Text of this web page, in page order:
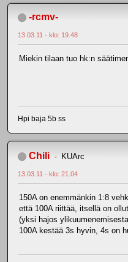
-rcmv-
13.03.11 - klo: 19.48
Miekin tilaan tuo hk:n
Hpi baja 5b ss
Chili KUArc
13.03.11 - klo: 21.04
150A on enemmänkin 1:8
että 100A riittää, itsellä on
(yksi hajos
100A kestää 3s hyvin, 4s on